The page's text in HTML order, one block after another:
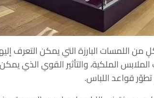
اللمسات البارزة التي يمكن التعرف
الملكية، والتأثير القوي الذي يمكن
قواعد اللباس.